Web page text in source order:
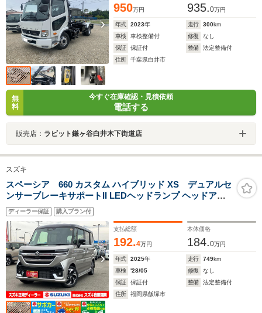
950万円 935.0万円
年式 2023年 走行 300km
車検
車検整備付 修復
なし
保証
保証付 整備
法定整備付
住所
千葉県白井市
無
料
今すぐ在庫確認・見積依頼
電話する
販売店： ラビット鎌ヶ谷白井木下街道店
スズキ
スペーシア 660 カスタム ハイブリッド XS デュアルセ
ンサーブレーキサポートII LEDヘッドランプ ヘッドアッ
プディスプレイ ステアリングヒーター 15インチアルミホ
イール ブラック2トーン
ディーラー保証 購入プラン付
支払総額
192.4万円
本体価格
184.0万円
年式 2025年 走行 749km
車検
'28/05 修復
なし
保証
保証付 整備
法定整備付
住所
福岡県飯塚市